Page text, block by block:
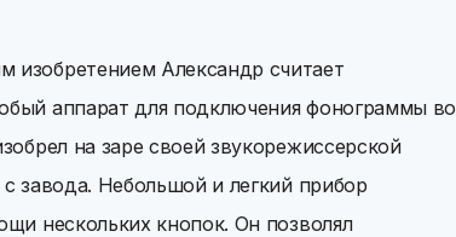
Александр считает
аппарат для подключения фонограммы во
на заре своей звукорежиссерской
завода. Небольшой и легкий прибор
нескольких кнопок. Он позволял